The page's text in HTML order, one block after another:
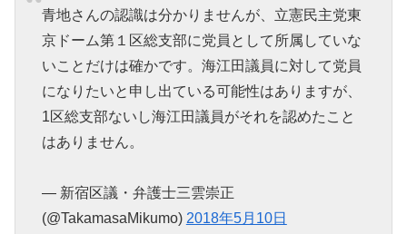
青地さんの認識は分かりませんが、立憲民主党東
京ドーム第１区総支部に党員として所属していな
いことだけは確かです。海江田議員に対して党員
になりたいと申し出ている可能性はありますが、
1区総支部ないし海江田議員がそれを認めたこと
はありません。
— 新宿区議・弁護士三雲崇正
(@TakamasaMikumo) 2018年5月10日